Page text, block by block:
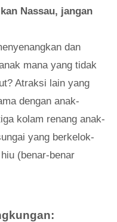
Nassau, jangan
dan
mana yang tidak
Atraksi lain yang
dengan anak-
kolam renang anak-
yang berkelok-
(benar-benar